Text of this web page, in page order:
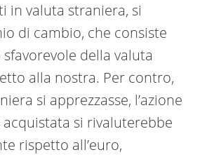
in valuta straniera, si
di cambio, che consiste
sfavorevole della valuta
alla nostra. Per contro,
si apprezzasse, l’azione
acquistata si rivaluterebbe
rispetto all’euro,